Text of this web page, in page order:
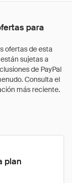
para
plan